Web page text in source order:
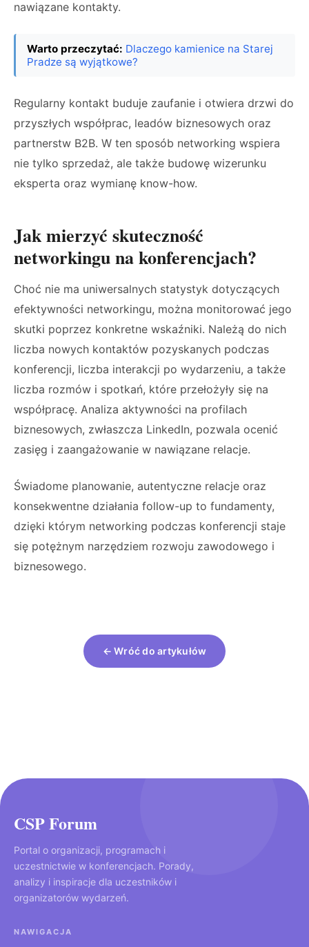
nawiązane kontakty.
Warto przeczytać: Dlaczego kamienice na Starej
Pradze są wyjątkowe?
Regularny kontakt buduje zaufanie i otwiera drzwi do
przyszłych współprac, leadów biznesowych oraz
partnerstw B2B. W ten sposób networking wspiera
nie tylko sprzedaż, ale także budowę wizerunku
eksperta oraz wymianę know-how.
Jak mierzyć skuteczność
networkingu na konferencjach?
Choć nie ma uniwersalnych statystyk dotyczących
efektywności networkingu, można monitorować jego
skutki poprzez konkretne wskaźniki. Należą do nich
liczba nowych kontaktów pozyskanych podczas
konferencji, liczba interakcji po wydarzeniu, a także
liczba rozmów i spotkań, które przełożyły się na
współpracę. Analiza aktywności na profilach
biznesowych, zwłaszcza LinkedIn, pozwala ocenić
zasięg i zaangażowanie w nawiązane relacje.
Świadome planowanie, autentyczne relacje oraz
konsekwentne działania follow-up to fundamenty,
dzięki którym networking podczas konferencji staje
się potężnym narzędziem rozwoju zawodowego i
biznesowego.
← Wróć do artykułów
CSP Forum
Portal o organizacji, programach i
uczestnictwie w konferencjach. Porady,
analizy i inspiracje dla uczestników i
organizatorów wydarzeń.
NAWIGACJA